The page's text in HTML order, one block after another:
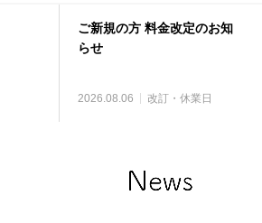
ご新規の方 料金改定のお知
らせ
2026.08.06 改訂・休業日